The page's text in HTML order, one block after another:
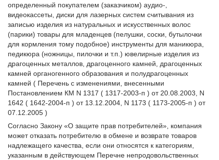
определенный покупателем (заказчиком) аудио-,
видеокассеты, диски для лазерных систем считывания из
записью изделия из натуральных и искусственных волос
(парики) товары для младенцев (пелушки, соски, бутылочки
для кормления тому подобное) инструменты для маникюра,
педикюра (ножницы, пилочки и т.п.) ювелирные изделия из
драгоценных металлов, драгоценного камней, драгоценных
камней органогенного образования и полудрагоценных
камней ( Перечень с изменениями, внесенными
Постановлением КМ N 1317 ( 1317-2003-п ) от 20.08.2003, N
1642 ( 1642-2004-п ) от 13.12.2004, N 1173 ( 1173-2005-п ) от
07.12.2005 )
Согласно Закону «О защите прав потребителей» , компания
может отказать потребителю в обмене и возврате товаров
надлежащего качества, если они относятся к категориям,
указанным в действующем Перечне непродовольственных